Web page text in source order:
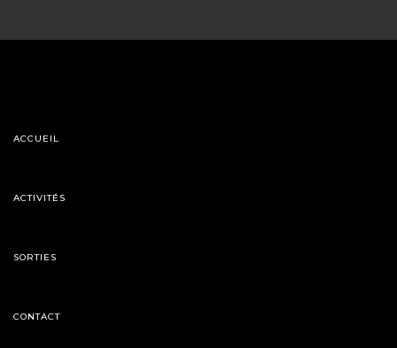
ACCUEIL
ACTIVITÉS
SORTIES
CONTACT